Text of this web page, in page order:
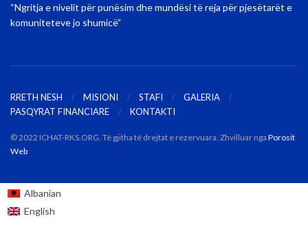
“Ngritja e nivelit për punësim dhe mundësi të reja për pjesëtarët e
komuniteteve jo shumicë”
RRETH NESH MISIONI STAFI
GALERIA
PASQYRAT FINANCIARE
KONTAKTI
© 2022 ICHAT-RKS.ORG. Të gjitha të drejtat e rezervuara. Zhvilluar nga Porosit
Web
Albanian
English